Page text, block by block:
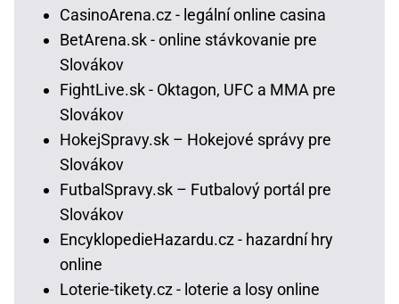
CasinoArena.cz - legální online casina
BetArena.sk - online stávkovanie pre
Slovákov
FightLive.sk - Oktagon, UFC a MMA pre
Slovákov
HokejSpravy.sk – Hokejové správy pre
Slovákov
FutbalSpravy.sk – Futbalový portál pre
Slovákov
EncyklopedieHazardu.cz - hazardní hry
online
Loterie-tikety.cz - loterie a losy online